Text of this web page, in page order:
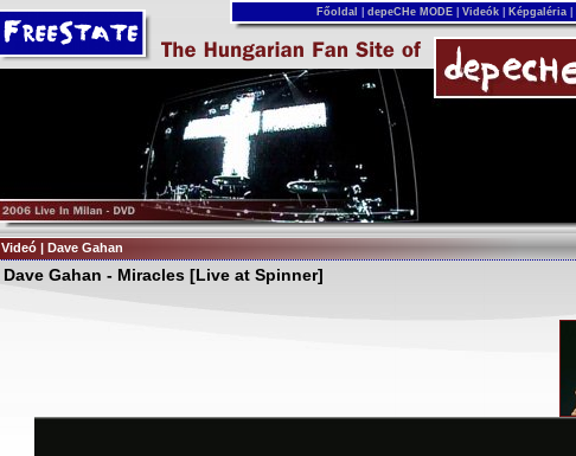
Főoldal depeCHe MODE Videók Képgaléria
Videó | Dave Gahan
Dave Gahan - Miracles [Live at Spinner]